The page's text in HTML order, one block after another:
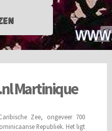
Martinique
Zee, ongeveer 700
Republiek. Het ligt